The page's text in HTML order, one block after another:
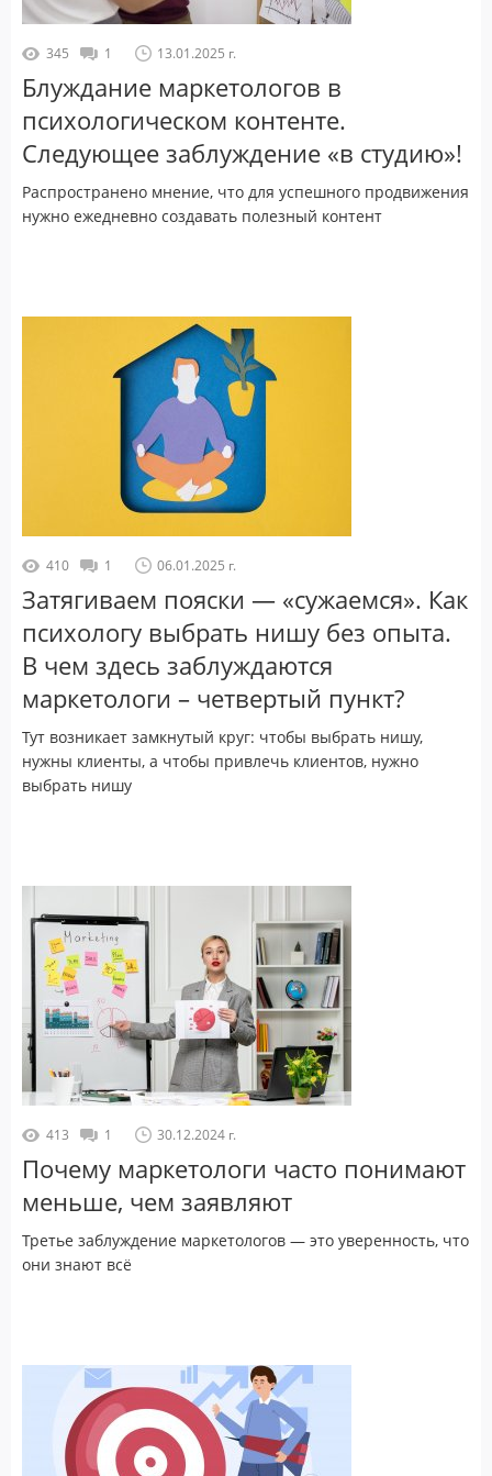
345 1 13.01.2025 г.
Блуждание маркетологов в
психологическом контенте.
Следующее заблуждение «в студию»!
Распространено мнение, что для успешного продвижения
нужно ежедневно создавать полезный контент
410 1 06.01.2025 г.
Затягиваем пояски — «сужаемся». Как
психологу выбрать нишу без опыта.
В чем здесь заблуждаются
маркетологи – четвертый пункт?
Тут возникает замкнутый круг: чтобы выбрать нишу,
нужны клиенты, а чтобы привлечь клиентов, нужно
выбрать нишу
413 1 30.12.2024 г.
Почему маркетологи часто понимают
меньше, чем заявляют
Третье заблуждение маркетологов — это уверенность, что
они знают всё